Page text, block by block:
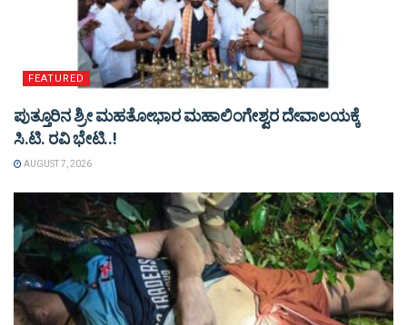
FEATURED
ಪುತ್ತೂರಿನ ಶ್ರೀ ಮಹತೋಭಾರ ಮಹಾಲಿಂಗೇಶ್ವರ ದೇವಾಲಯಕ್ಕೆ
ಸಿ.ಟಿ. ರವಿ ಭೇಟಿ..!
AUGUST 7, 2026